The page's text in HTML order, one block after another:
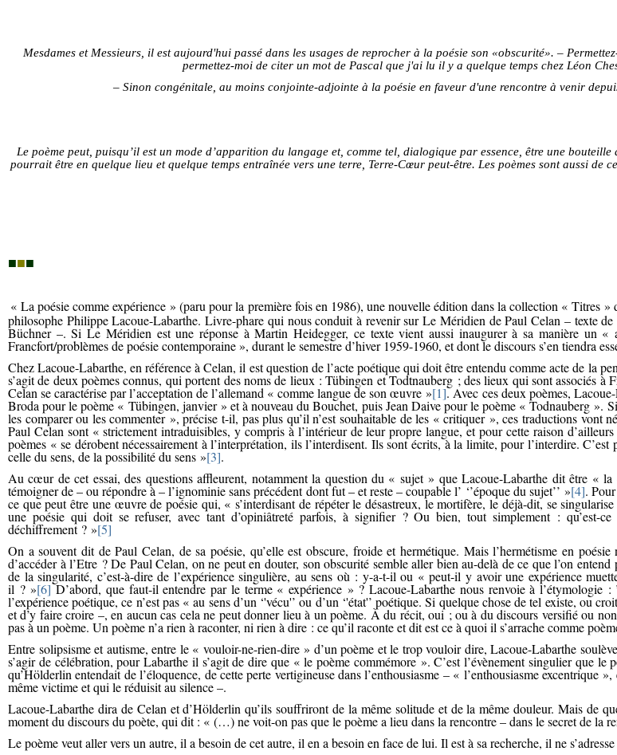
Mesdames et Messieurs, il est aujourd'hui passé dans les usages de reprocher à la poésie son «obscurité». –
permettez-moi de citer un mot de Pascal que j'ai lu il y a quelque temps chez Léon
– Sinon congénitale, au moins conjointe-adjointe à la poésie en faveur d'une rencontre à venir
Le poème peut, puisqu’il est un mode d’apparition du langage et, comme tel, dialogique par essence, être une
pourrait être en quelque lieu et quelque temps entraînée vers une terre, Terre-Cœur peut-être. Les poèmes sont aussi
■■■
« La poésie comme expérience » (paru pour la première fois en 1986), une nouvelle édition dans la collection « Titres
philosophe Philippe Lacoue-Labarthe. Livre-phare qui nous conduit à revenir sur Le Méridien de Paul Celan – texte
Büchner –. Si Le Méridien est une réponse à Martin Heidegger, ce texte vient aussi inaugurer à sa manière un
Francfort/problèmes de poésie contemporaine », durant le semestre d’hiver 1959-1960, et dont le discours s’en tiendra
Chez Lacoue-Labarthe, en référence à Celan, il est question de l’acte poétique qui doit être entendu comme acte de la
s’agit de deux poèmes connus, qui portent des noms de lieux : Tübingen et Todtnauberg ; des lieux qui sont associés
Celan se caractérise par l’acceptation de l’allemand « comme langue de son œuvre »[1]. Avec ces deux poèmes,
Broda pour le poème « Tübingen, janvier » et à nouveau du Bouchet, puis Jean Daive pour le poème « Todnauberg ».
les comparer ou les commenter », précise t-il, pas plus qu’il n’est souhaitable de les « critiquer », ces traductions
Paul Celan sont « strictement intraduisibles, y compris à l’intérieur de leur propre langue, et pour cette raison
poèmes « se dérobent nécessairement à l’interprétation, ils l’interdisent. Ils sont écrits, à la limite, pour l’interdire.
celle du sens, de la possibilité du sens »[3].
Au cœur de cet essai, des questions affleurent, notamment la question du « sujet » que Lacoue-Labarthe dit être «
témoigner de – ou répondre à – l’ignominie sans précédent dont fut – et reste – coupable l’ ‘’époque du sujet’’ »[4].
ce que peut être une œuvre de poésie qui, « s’interdisant de répéter le désastreux, le mortifère, le déjà-dit, se
une poésie qui doit se refuser, avec tant d’opiniâtreté parfois, à signifier ? Ou bien, tout simplement : qu’est-
déchiffrement ? »[5]
On a souvent dit de Paul Celan, de sa poésie, qu’elle est obscure, froide et hermétique. Mais l’hermétisme en
d’accéder à l’Etre ? De Paul Celan, on ne peut en douter, son obscurité semble aller bien au-delà de ce que l’on
de la singularité, c’est-à-dire de l’expérience singulière, au sens où : y-a-t-il ou « peut-il y avoir une expérience
il ? »[6]D’abord, que faut-il entendre par le terme « expérience » ? Lacoue-Labarthe nous renvoie à l’étymologie
l’expérience poétique, ce n’est pas « au sens d’un ‘'vécu'’ ou d’un ‘'état'’ poétique. Si quelque chose de tel existe, ou
et d’y faire croire –, en aucun cas cela ne peut donner lieu à un poème. À du récit, oui ; ou à du discours versifié ou
pas à un poème. Un poème n’a rien à raconter, ni rien à dire : ce qu’il raconte et dit est ce à quoi il s’arrache comme
Entre solipsisme et autisme, entre le « vouloir-ne-rien-dire » d’un poème et le trop vouloir dire, Lacoue-Labarthe
s’agir de célébration, pour Labarthe il s’agit de dire que « le poème commémore ». C’est l’évènement singulier que
qu’Hölderlin entendait de l’éloquence, de cette perte vertigineuse dans l’enthousiasme – « l’enthousiasme
même victime et qui le réduisit au silence–.
Lacoue-Labarthe dira de Celan et d’Hölderlin qu’ils souffriront de la même solitude et de la même douleur. Mais
moment du discours du poète, qui dit : « (…) ne voit-on pas que le poème a lieu dans la rencontre – dans le secret de la
Le poème veut aller vers un autre, il a besoin de cet autre, il en a besoin en face de lui. Il est à sa recherche, il ne s’adresse